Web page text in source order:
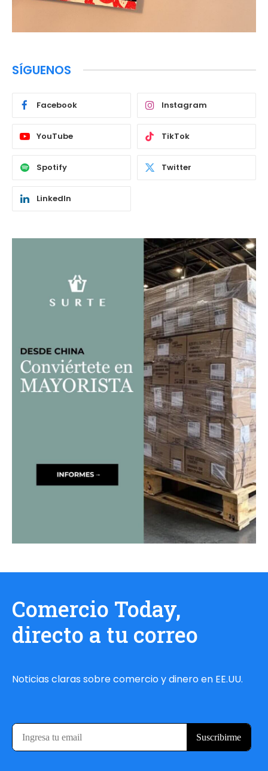
SÍGUENOS
Facebook Instagram
YouTube TikTok
Spotify Twitter
LinkedIn
Comercio Today,
directo a tu correo
Noticias claras sobre comercio y dinero en EE.UU.